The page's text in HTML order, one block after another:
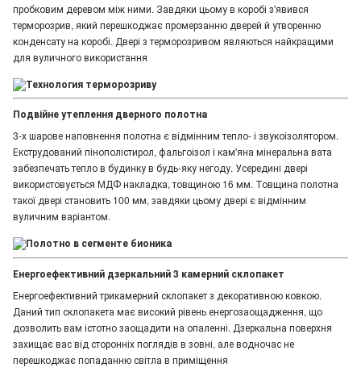
пробковим деревом між ними. Завдяки цьому в коробі з'явився
терморозрив, який перешкоджає промерзанню дверей й утворенню
конденсату на коробі. Двері з терморозривом являються найкращими
для вуличного використання
Подвійне утеплення дверного полотна
3-х шарове наповнення полотна є відмінним тепло- і звукоізолятором.
Екструдований пінополістирол, фальгоізол і кам'яна мінеральна вата
забезпечать тепло в будинку в будь-яку негоду. Усередині двері
використовується МДФ накладка, товщиною 16 мм. Товщина полотна
такої двері становить 100 мм, завдяки цьому двері є відмінним
вуличним варіантом.
Енергоефективний дзеркальний 3 камерний склопакет
Енергоефективний трикамерний склопакет з декоративною ковкою.
Даний тип склопакета має високий рівень енергозаощадження, що
дозволить вам істотно заощадити на опаленні. Дзеркальна поверхня
захищає вас від сторонніх поглядів в зовні, але водночас не
перешкоджає попаданню світла в приміщення